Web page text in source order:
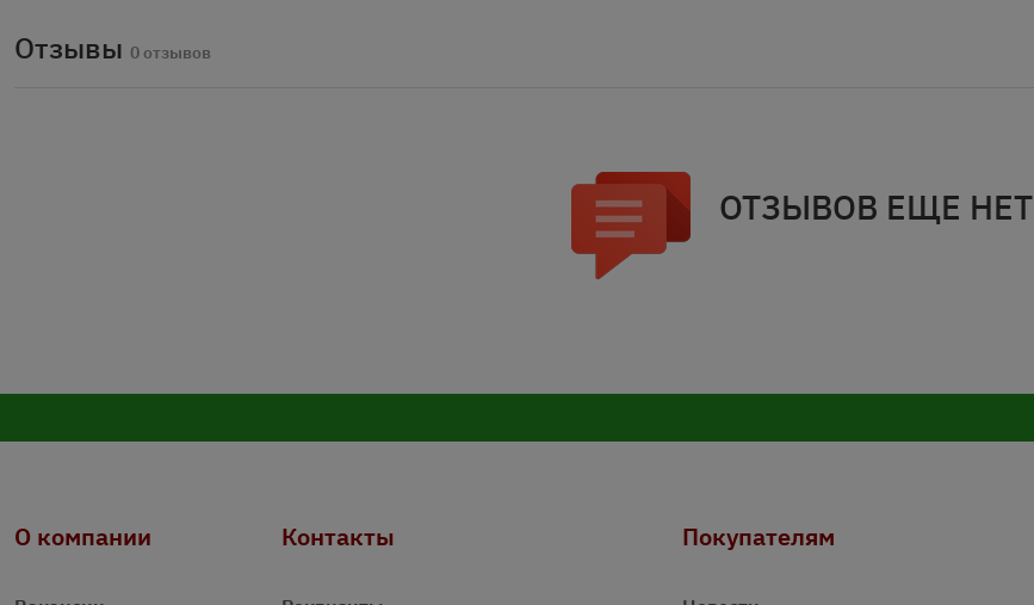
Отзывы 0 отзывов
ОТЗЫВОВ ЕЩЕ НЕТ
О компании Контакты Покупателям